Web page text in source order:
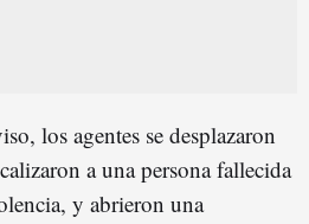
los agentes se desplazaron
a una persona fallecida
y abrieron una